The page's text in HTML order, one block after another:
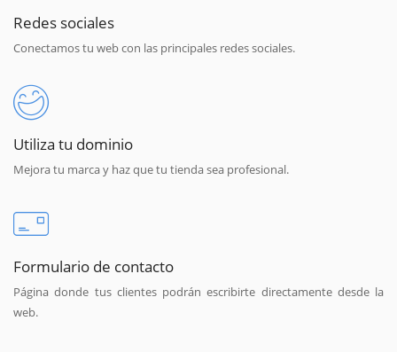
Redes sociales
Conectamos tu web con las principales redes sociales.
Utiliza tu dominio
Mejora tu marca y haz que tu tienda sea profesional.
Formulario de contacto
Página donde tus clientes podrán escribirte directamente desde la
web.